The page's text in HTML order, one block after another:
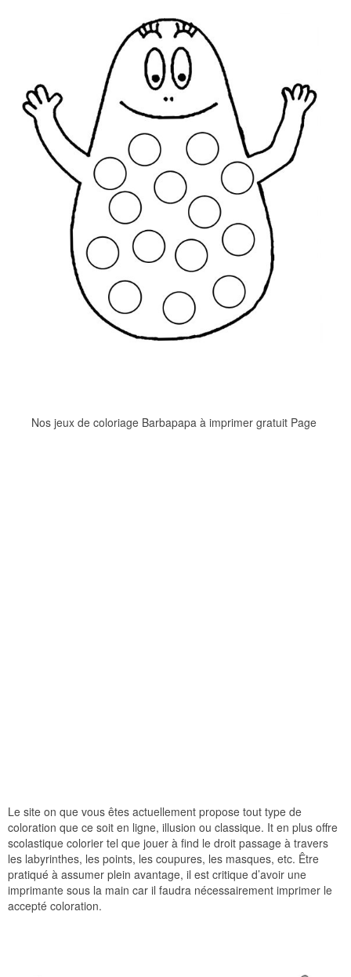
Nos jeux de coloriage Barbapapa à imprimer gratuit Page
Le site on que vous êtes actuellement propose tout type de
coloration que ce soit en ligne, illusion ou classique. It en plus offre
scolastique colorier tel que jouer à find le droit passage à travers
les labyrinthes, les points, les coupures, les masques, etc. Être
pratiqué à assumer plein avantage, il est critique d’avoir une
imprimante sous la main car il faudra nécessairement imprimer le
accepté coloration.